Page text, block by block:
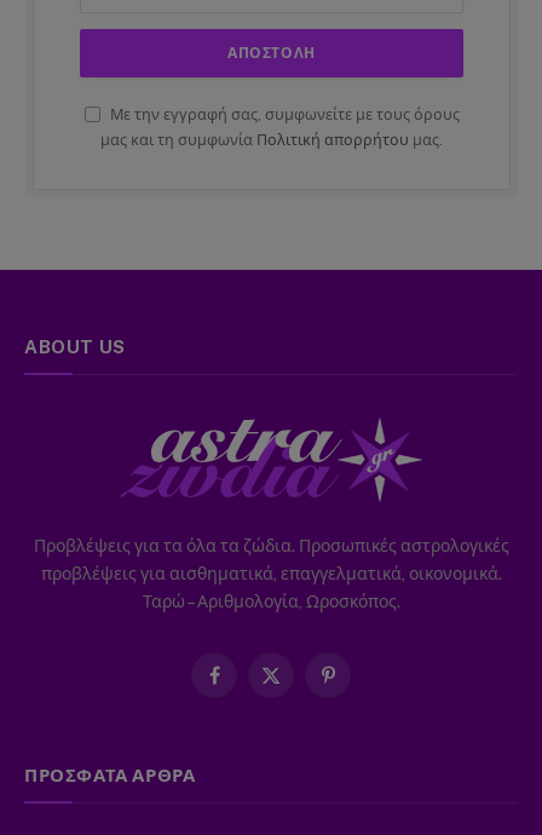
Με την εγγραφή σας, συμφωνείτε με τους όρους
μας και τη συμφωνία Πολιτική απορρήτου μας.
ABOUT US
Προβλέψεις για τα όλα τα ζώδια. Προσωπικές αστρολογικές
προβλέψεις για αισθηματικά, επαγγελματικά, οικονομικά.
Ταρώ – Αριθμολογία, Ωροσκόπος.
Facebook
X
Pinterest
ΠΡΟΣΦΑΤΑ ΑΡΘΡΑ